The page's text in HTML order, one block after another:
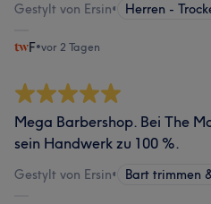
Gestylt von Ersin• Herren -
F•vor 2 Tagen
Mega Barbershop. Bei The
sein Handwerk zu 100 %.
Gestylt von Ersin• Bart trimmen